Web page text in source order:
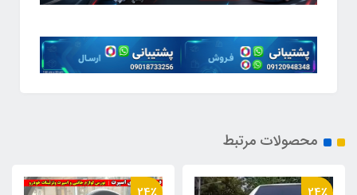
محصولات مرتبط